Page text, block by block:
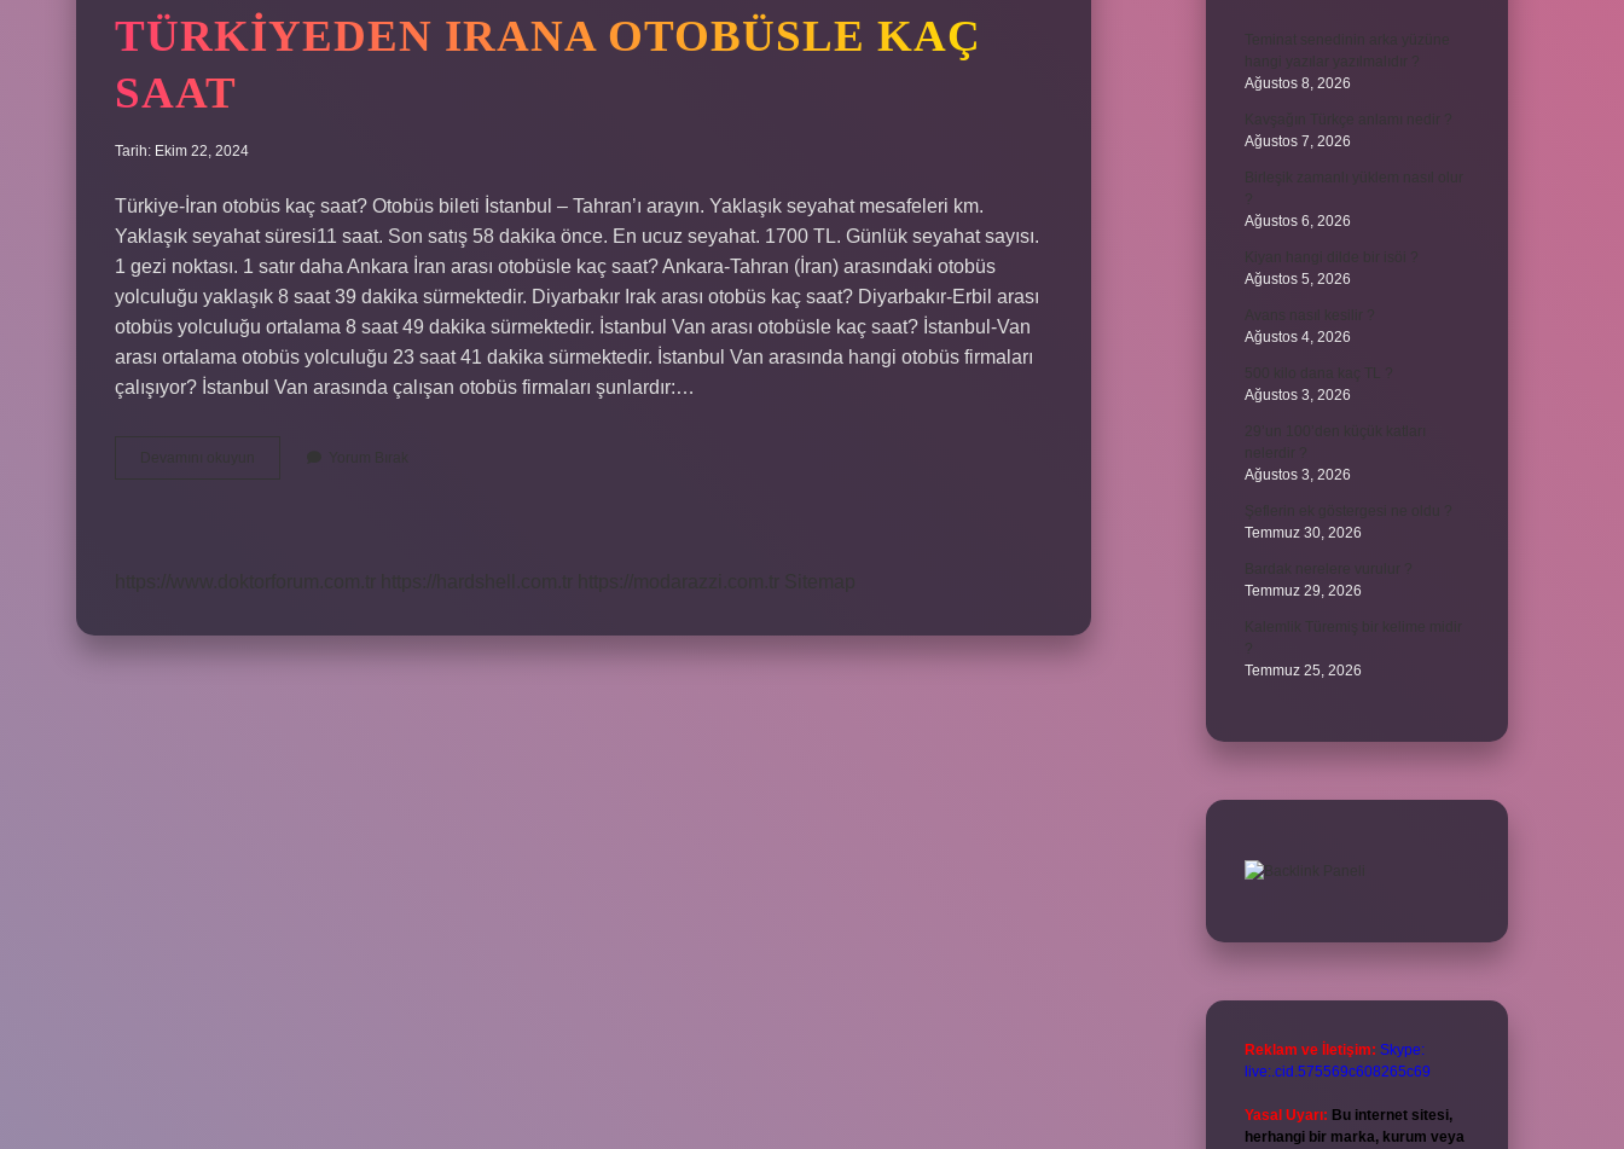
TÜRKIYEDEN IRANA OTOBÜSLE KAÇ
SAAT
Tarih: Ekim 22, 2024
Türkiye-İran otobüs kaç saat? Otobüs bileti İstanbul – Tahran’ı arayın. Yaklaşık seyahat mesafeleri km.
Yaklaşık seyahat süresi11 saat. Son satış 58 dakika önce. En ucuz seyahat. 1700 TL. Günlük seyahat sayısı.
1 gezi noktası. 1 satır daha Ankara İran arası otobüsle kaç saat? Ankara-Tahran (İran) arasındaki otobüs
yolculuğu yaklaşık 8 saat 39 dakika sürmektedir. Diyarbakır Irak arası otobüs kaç saat? Diyarbakır-Erbil arası
otobüs yolculuğu ortalama 8 saat 49 dakika sürmektedir. İstanbul Van arası otobüsle kaç saat? İstanbul-Van
arası ortalama otobüs yolculuğu 23 saat 41 dakika sürmektedir. İstanbul Van arasında hangi otobüs firmaları
çalışıyor? İstanbul Van arasında çalışan otobüs firmaları şunlardır:…
Ağustos 8, 2026
Ağustos 7, 2026
Ağustos 6, 2026
Ağustos 5, 2026
Ağustos 4, 2026
Ağustos 3, 2026
Ağustos 3, 2026
Temmuz 30, 2026
Temmuz 29, 2026
Temmuz 25, 2026
Reklam ve İletişim: Skype:
live:.cid.575569c608265c69
Yasal Uyarı: Bu internet sitesi,
herhangi bir marka, kurum veya